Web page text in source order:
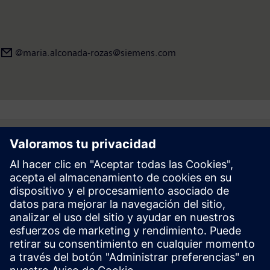
@maria.alconada-rozas@siemens.com
Follow
Prensa | Empresa | Siemens
© Siemens 1996 – 2026